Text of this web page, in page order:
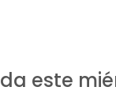
este